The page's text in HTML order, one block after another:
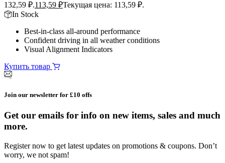
132,59 ₽.113,59 ₽Текущая цена: 113,59 ₽.
In Stock
Best-in-class all-around performance
Confident driving in all weather conditions
Visual Alignment Indicators
Купить товар
Join our newsletter for £10 offs
Get our emails for info on new items, sales and much
more.
Register now to get latest updates on promotions & coupons. Don’t
worry, we not spam!